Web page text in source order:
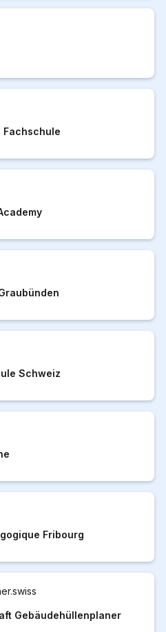
Fachschule
Schweiz
Fribourg
Gebäudehüllenplaner